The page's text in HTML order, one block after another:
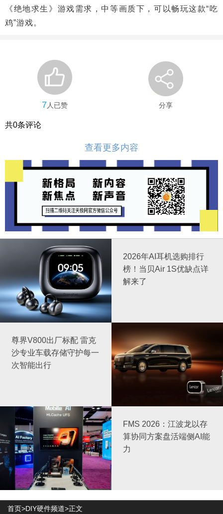
《绝地求生》游戏需求，中等画质下，可以畅玩这款“吃
鸡”游戏。
7 人已赞 分享
共0条评论
查看更多内容
2026年AI耳机选购排行
榜！当贝Air 1S优缺点详
解来了
尊界V800出厂标配 雷克
沙专业车载存储守护每一
次智能出行
FMS 2026：江波龙以存
算协同方案盘活端侧AI能
力
首页>DIY硬件频道>正文